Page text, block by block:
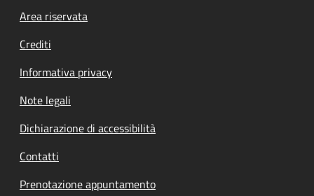
Footer menu
Area riservata
Crediti
Informativa privacy
Note legali
Dichiarazione di accessibilità
Contatti
Prenotazione appuntamento